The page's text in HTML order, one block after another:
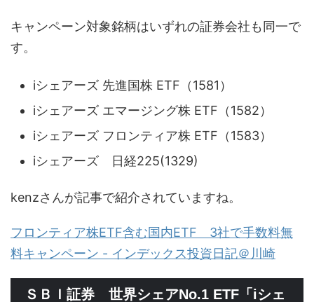
キャンペーン対象銘柄はいずれの証券会社も同一で
す。
iシェアーズ 先進国株 ETF（1581）
iシェアーズ エマージング株 ETF（1582）
iシェアーズ フロンティア株 ETF（1583）
iシェアーズ 日経225(1329)
kenzさんが記事で紹介されていますね。
フロンティア株ETF含む国内ETF 3社で手数料無
料キャンペーン - インデックス投資日記＠川崎
ＳＢＩ証券 世界シェアNo.1 ETF「iシェ